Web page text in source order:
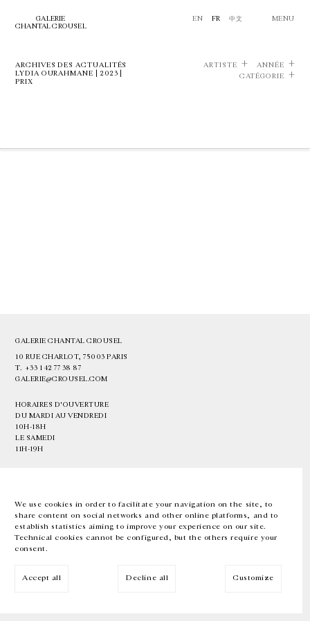
We use cookies in order to facilitate your navigation on the site, to
share content on social networks and other online platforms, and to
establish statistics aiming to improve your experience on our site.
Technical cookies cannot be configured, but the others require your
consent.
Accept all Decline all Customize
GALERIE
CHANTAL CROUSEL
EN FR 中文 MENU
ARCHIVES DES ACTUALITÉS
LYDIA OURAHMANE | 2023 |
PRIX
ARTISTE
ANNÉE
CATÉGORIE
GALERIE CHANTAL CROUSEL
10 RUE CHARLOT, 75003 PARIS
T. +33 1 42 77 38 87
GALERIE@CROUSEL.COM
HORAIRES D'OUVERTURE
DU MARDI AU VENDREDI
10H-18H
LE SAMEDI
11H-19H
EN FR 中文 Facebook Instagram
Inscrivez-vous à notre newsletter